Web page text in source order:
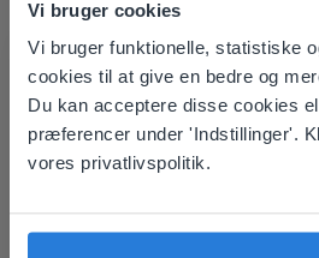
Vi bruger cookies
Vi bruger funktionelle, statistiske
cookies til at give en bedre og
Du kan acceptere disse cookies
præferencer under 'Indstillinger'.
vores privatlivspolitik.
Hos Gynzy prioriterer vi dit
at beskytte dine personlige data
med
Vi indsamler og bruger dine
kun til specifikke formål, såsom
hjemmeside og tjenester, og
godkendt personale.
This website
your location
Based on your location, we
prefer to visit our English
English